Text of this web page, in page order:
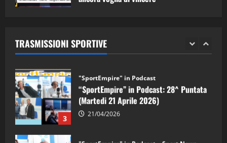
TRASMISSIONI SPORTIVE
2 28/04/2026
3
“SportEmpire” in Podcast: 28^ Puntata
(Martedi 21 Aprile 2026)